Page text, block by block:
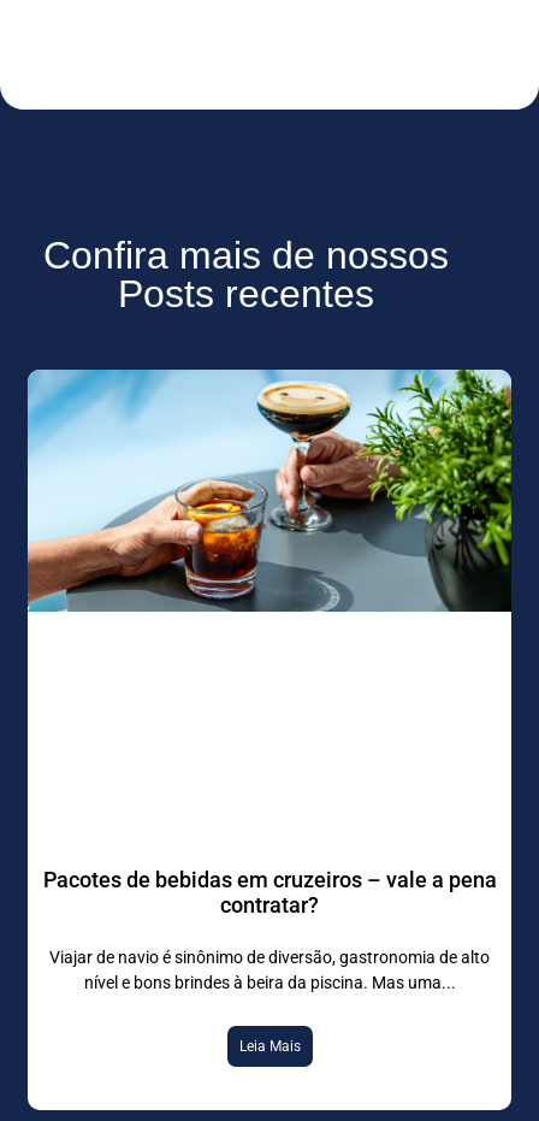
Confira mais de nossos
Posts recentes
Pacotes de bebidas em cruzeiros – vale a pena
contratar?
Viajar de navio é sinônimo de diversão, gastronomia de alto
nível e bons brindes à beira da piscina. Mas uma
Leia Mais